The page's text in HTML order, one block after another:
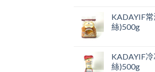
KADAYIF
絲)500g
KADAYIF
絲)500g